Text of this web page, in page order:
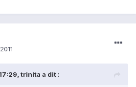
trinita a dit :